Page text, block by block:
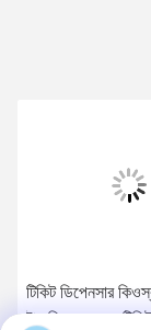
টিকিট ডিপেনসার
টাচ স্ক্রিন সহ ক্যু